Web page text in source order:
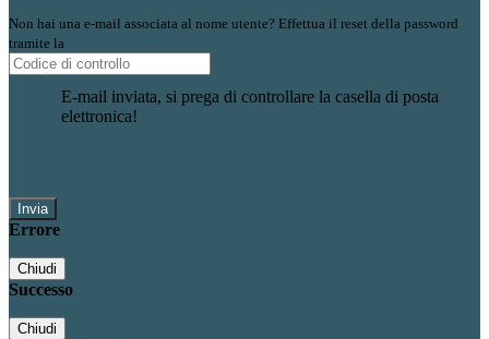
Non hai una e-mail associata al nome utente? Effettua il reset della password
tramite la
E-mail inviata, si prega di controllare la casella di posta
elettronica!
Errore
Chiudi
Successo
Chiudi